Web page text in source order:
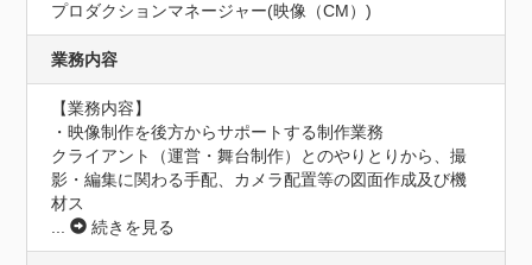
プロダクションマネージャー(映像（CM）)
業務内容
【業務内容】
・映像制作を後方からサポートする制作業務
クライアント（運営・舞台制作）とのやりとりから、撮
影・編集に関わる手配、カメラ配置等の図面作成及び機
材ス
...
続きを見る